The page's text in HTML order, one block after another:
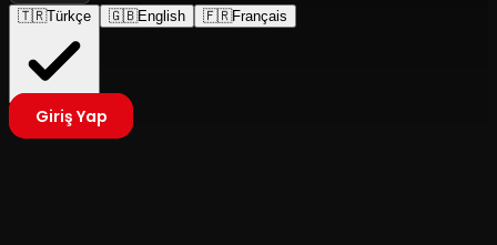
🇹🇷Türkçe 🇬🇧English 🇫🇷Français
Giriş Yap